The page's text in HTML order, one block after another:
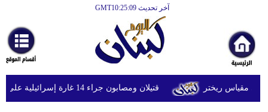
آخر تحديث GMT10:25:09
أخبارعاجلة
رياضة
ثقافة قتيلان ومصابون جراء 14 غارة إسرائيلية على شرق وجنوب لبنان